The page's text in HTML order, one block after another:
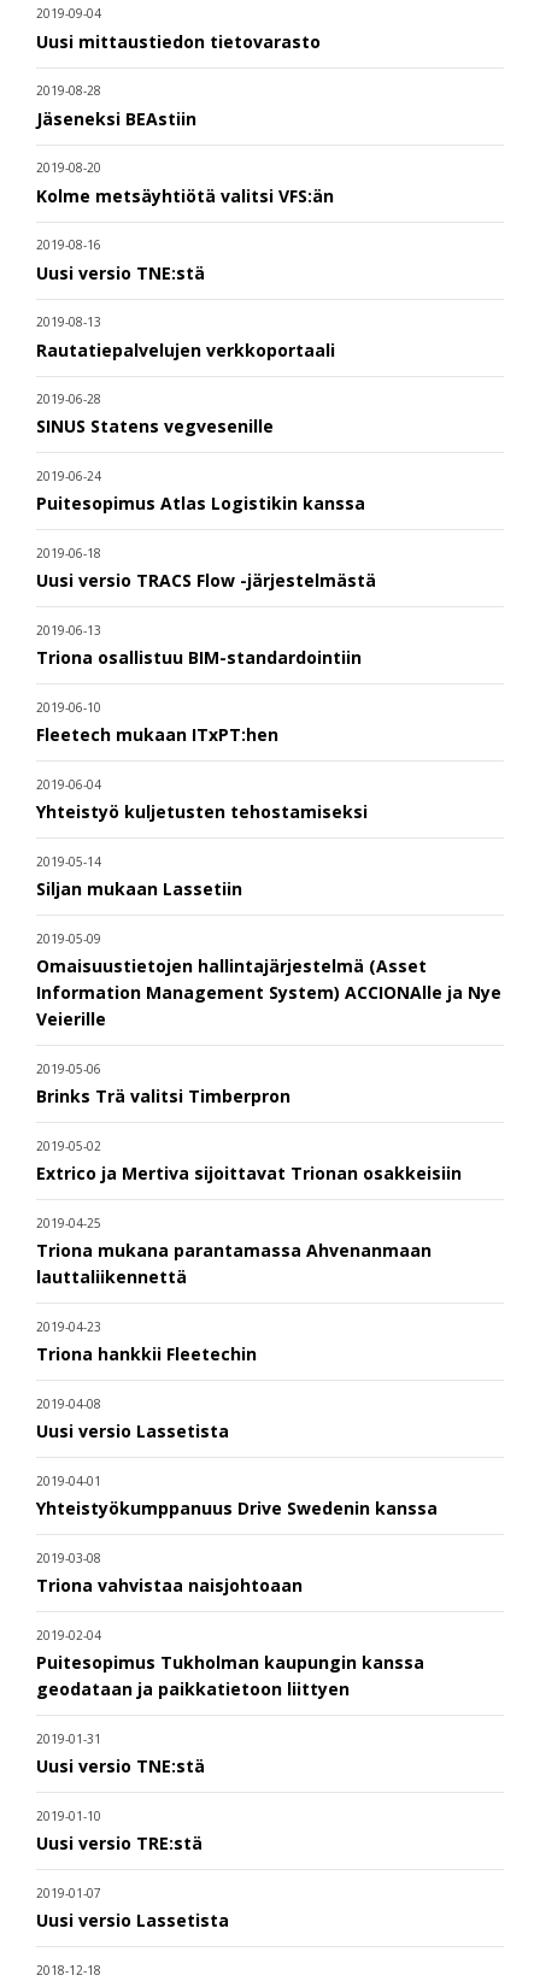
2019-09-04
Uusi mittaustiedon tietovarasto
2019-08-28
Jäseneksi BEAstiin
2019-08-20
Kolme metsäyhtiötä valitsi VFS:än
2019-08-16
Uusi versio TNE:stä
2019-08-13
Rautatiepalvelujen verkkoportaali
2019-06-28
SINUS Statens vegvesenille
2019-06-24
Puitesopimus Atlas Logistikin kanssa
2019-06-18
Uusi versio TRACS Flow -järjestelmästä
2019-06-13
Triona osallistuu BIM-standardointiin
2019-06-10
Fleetech mukaan ITxPT:hen
2019-06-04
Yhteistyö kuljetusten tehostamiseksi
2019-05-14
Siljan mukaan Lassetiin
2019-05-09
Omaisuustietojen hallintajärjestelmä (Asset
Information Management System) ACCIONAlle ja Nye
Veierille
2019-05-06
Brinks Trä valitsi Timberpron
2019-05-02
Extrico ja Mertiva sijoittavat Trionan osakkeisiin
2019-04-25
Triona mukana parantamassa Ahvenanmaan
lauttaliikennettä
2019-04-23
Triona hankkii Fleetechin
2019-04-08
Uusi versio Lassetista
2019-04-01
Yhteistyökumppanuus Drive Swedenin kanssa
2019-03-08
Triona vahvistaa naisjohtoaan
2019-02-04
Puitesopimus Tukholman kaupungin kanssa
geodataan ja paikkatietoon liittyen
2019-01-31
Uusi versio TNE:stä
2019-01-10
Uusi versio TRE:stä
2019-01-07
Uusi versio Lassetista
2018-12-18